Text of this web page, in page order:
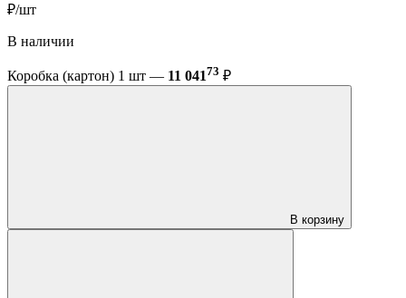
₽/шт
В наличии
Коробка (картон) 1 шт — 11 04173 ₽
В корзину